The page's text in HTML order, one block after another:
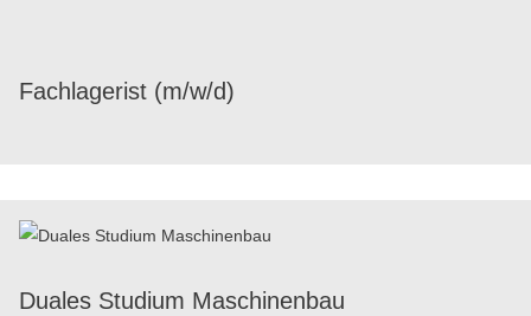
Fach­la­ge­rist (m/​w/​d)
Duales Studium Maschinenbau